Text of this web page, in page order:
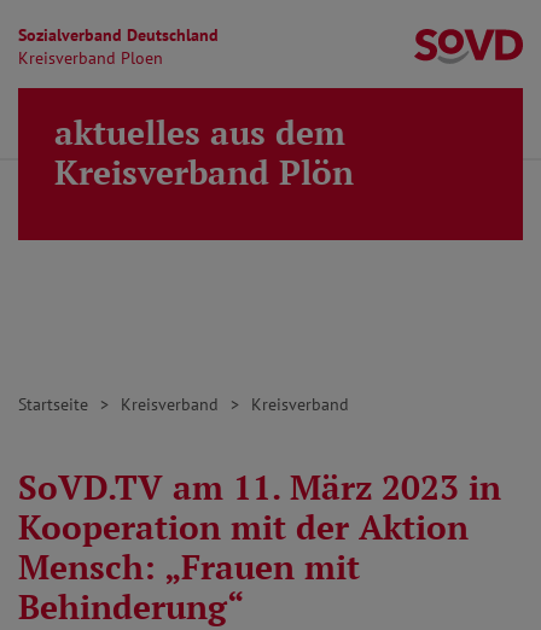
Sozialverband Deutschland
Kreisverband Ploen
Direkt zu den Inhalten springen
MENÜ
aktuelles aus dem
Kreisverband Plön
Startseite Kreisverband Kreisverband
SoVD.TV am 11. März 2023 in
Kooperation mit der Aktion
Mensch: „Frauen mit
Behinderung“